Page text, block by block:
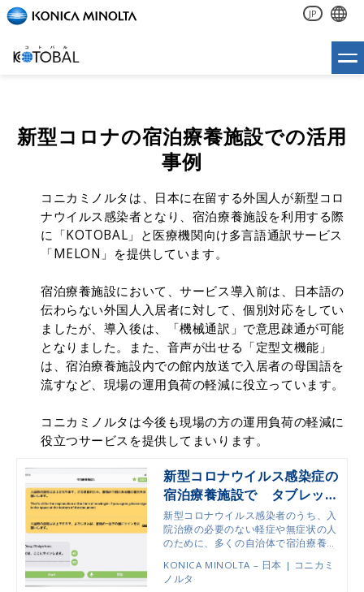
JP
新型コロナの宿泊療養施設での活用
事例
コニカミノルタは、日本に在留する外国人が新型コロ
ナウイルス感染者となり、宿泊療養施設を利用する際
に「KOTOBAL」と医療機関向け多言語通訳サービス
「MELON」を提供しています。
宿泊療養施設において、サービス導入前は、日本語の
伝わらない外国人入居者に対して、個別対応をしてい
ましたが、導入後は、「機械通訳」で意思疎通が可能
となりました。また、音声が出せる「定型文機能」
は、宿泊療養施設内での館内放送で入居者の母国語を
流すなど、現場の運用負荷の軽減に役立っています。
コニカミノルタは今後も現場の方の運用負荷の軽減に
役立つサービスを提供してまいります。
新型コロナウイルス感染症の
宿泊療養施設で タブレット
型の多言語通訳サービス「M
ELON」「KOTOBAL」が活
躍 | コニカミノルタ
新型コロナウイルス感染者のうち、入
院治療の必要のない軽症や無症状の人
のために、多くの自治体で宿泊療養施
本に在留する外国人も利用することが
あり、外国人向けの翻訳アプリの導入
KONICA MINOLTA – 日本 | コニカミ
ノルタ